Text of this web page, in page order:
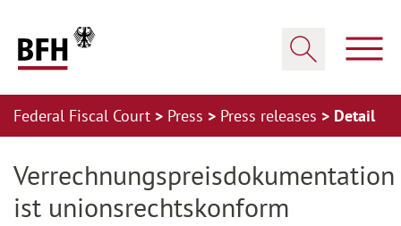
Federal Fiscal Court Press Press releases Detail
Verrechnungspreisdokumentation
ist unionsrechtskonform